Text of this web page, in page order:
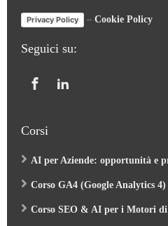
Privacy Policy – Cookie Policy
Seguici su:
Corsi
AI per Aziende: opportunità e
Corso GA4 (Google Analytics
Corso SEO & AI per i Motori di